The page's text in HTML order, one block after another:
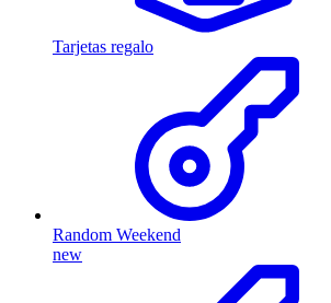
Tarjetas regalo
Random Weekend
new